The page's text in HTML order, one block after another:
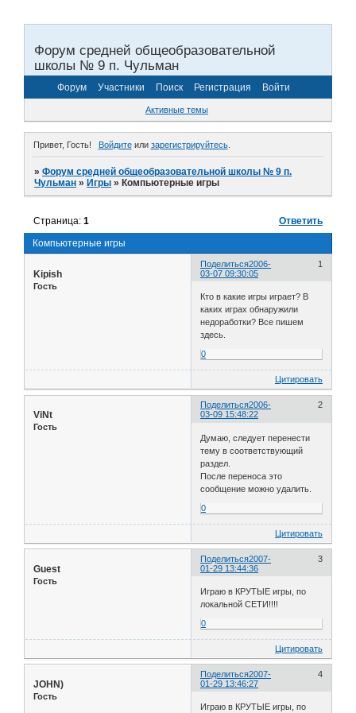
Форум средней общеобразовательной
школы № 9 п. Чульман
Форум Участники Поиск Регистрация Войти
Активные темы
Привет, Гость! Войдитеили зарегистрируйтесь.
»Форум средней общеобразовательной школы № 9 п.
Чульман »Игры »Компьютерные игры
Компьютерные игры
Страница:1 Ответить
Поделиться 1
2006-
03-07 09:30:05
Kipish
Гость
Кто в какие игры играет? В
каких играх обнаружили
недоработки? Все пишем
здесь.
0
Цитировать
Поделиться 2
2006-
03-09 15:48:22
ViNt
Гость
Думаю, следует перенести
тему в соответствующий
раздел.
После переноса это
сообщение можно удалить.
0
Цитировать
Поделиться 3
2007-
01-29 13:44:36
Guest
Гость
Играю в КРУТЫЕ игры, по
локальной СЕТИ!!!!
0
Цитировать
Поделиться 4
2007-
01-29 13:46:27
JOHN)
Гость
Играю в КРУТЫЕ игры, по